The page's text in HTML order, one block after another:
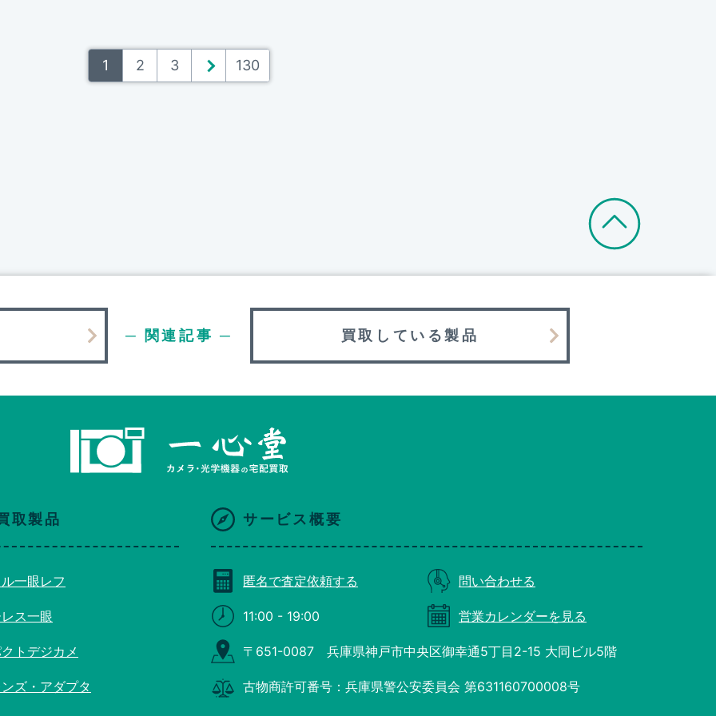
1 2 3 ＞ 130
─ 関連記事 ─ 買取している製品
取製品
一眼レフ
ス一眼
トデジカメ
ズ・アダプタ
サービス概要
匿名で査定依頼する 問い合わせる
11:00 - 19:00 営業カレンダーを見る
〒651-0087 兵庫県神戸市中央区御幸通5丁目2-15 大同ビル5階
古物商許可番号：兵庫県警公安委員会 第631160700008号